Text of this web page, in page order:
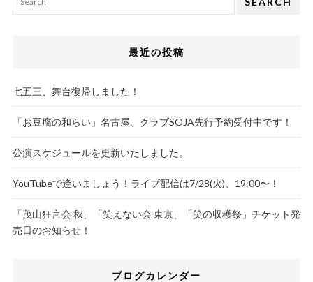
最近の投稿
七五三、舞台復帰しました！
「お豆腐の和らい」名古屋、クラブSOJA先行予約受付中です！
公演スケジュールを更新いたしました。
YouTubeで逢いましょう！ライブ配信は7/28(火)、19:00〜！
「茂山狂言会 秋」「笑えない会 東京」「笑の収穫祭」チケット発
売日のお知らせ！
ブログカレンダー